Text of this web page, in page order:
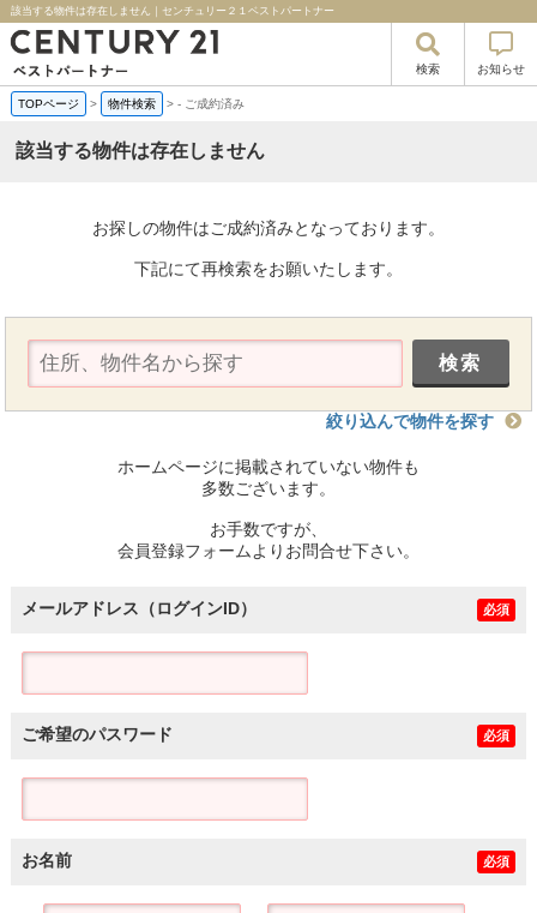
該当する物件は存在しません｜センチュリー２１ベストパートナー
検索 お知らせ
TOPページ > 物件検索 >- ご成約済み
該当する物件は存在しません
お探しの物件はご成約済みとなっております。
下記にて再検索をお願いたします。
絞り込んで物件を探す
ホームページに掲載されていない物件も
多数ございます。
お手数ですが、
会員登録フォームよりお問合せ下さい。
メールアドレス（ログインID） 必須
ご希望のパスワード 必須
お名前 必須